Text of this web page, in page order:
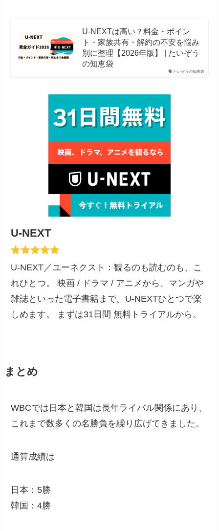
たいぞうの知恵袋
U-NEXTは高い？料金・ポイン
ト・家族共有・解約の不安を悩み
別に整理【2026年版】 | たいぞう
の知恵袋
U-NEXT
U-NEXT／ユーネクスト：観るのも読むのも、こ
れひとつ。 映画 / ドラマ / アニメから、マンガや
雑誌といった電子書籍まで。U-NEXTひとつで楽
しめます。 まずは31日間 無料トライアルから。
まとめ
WBCでは日本と韓国は長年ライバル関係にあり、
これまで数多くの名勝負を繰り広げてきました。
通算成績は
日本：5勝
韓国：4勝